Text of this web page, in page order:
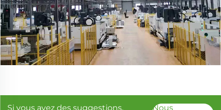
Si vous avez des suggestions,
Nous